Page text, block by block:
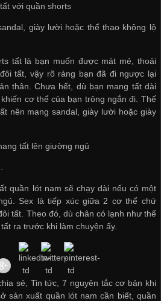
với quần shorts
giày lười hoặc thể thao không lộ
tất là bạn muốn được mát mẻ, thoải
tất, vậy rõ ràng bạn đã đi ngược lại
thân. Chưa hết, dù bạn mang tất dài
cơ thể của bạn trông ngắn đi. Thế
nên mang sandal, giày lười hoặc giày
tất lên giường ngủ
quần lót nam sẽ chạy dài nếu có một
Sex là tiếp xúc giữa 2 cơ thể chứ
tất. Theo đó, dù chân có lạnh như thế
ra trước khi làm chuyện ấy.
sẻ, Tin tức, 7 nguyên tắc cơ bản khi
sản xuất quần lót nam cần biết, quần